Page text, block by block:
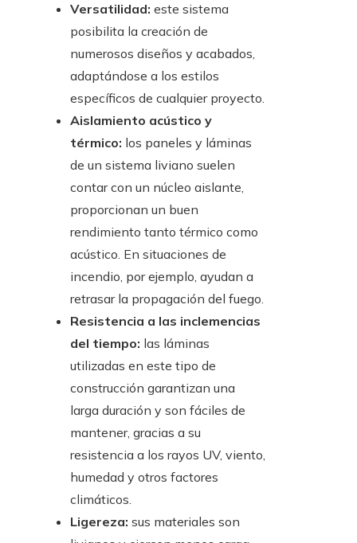
Versatilidad: este sistema
posibilita la creación de
numerosos diseños y acabados,
adaptándose a los estilos
específicos de cualquier proyecto.
Aislamiento acústico y
térmico: los paneles y láminas
de un sistema liviano suelen
contar con un núcleo aislante,
proporcionan un buen
rendimiento tanto térmico como
acústico. En situaciones de
incendio, por ejemplo, ayudan a
retrasar la propagación del fuego.
Resistencia a las inclemencias
del tiempo: las láminas
utilizadas en este tipo de
construcción garantizan una
larga duración y son fáciles de
mantener, gracias a su
resistencia a los rayos UV, viento,
humedad y otros factores
climáticos.
Ligereza: sus materiales son